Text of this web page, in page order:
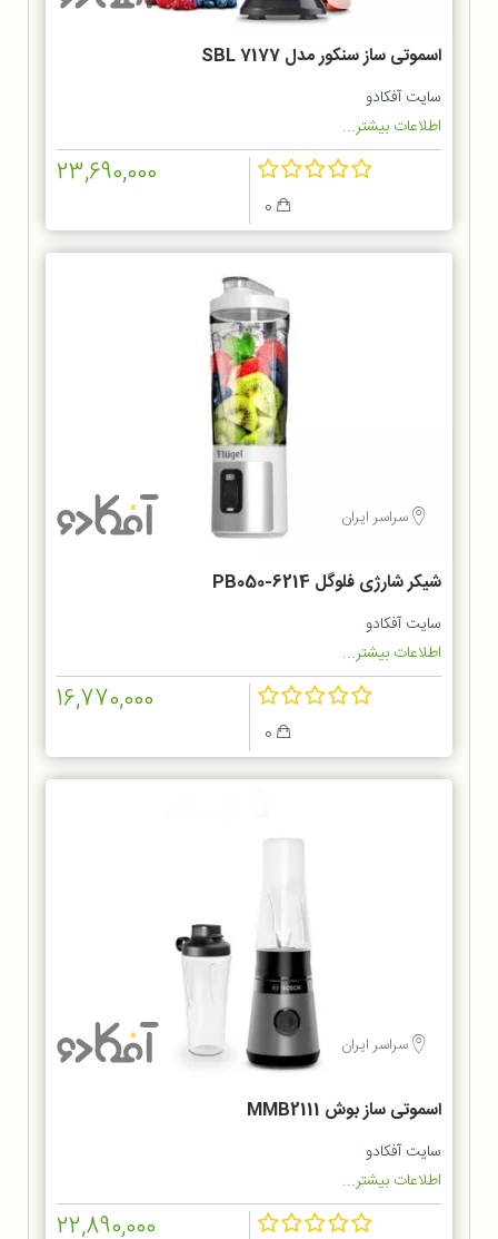
اسموتی ساز سنکور مدل SBL 7177
سایت آفکادو
اطلاعات بیشتر...
23,690,000
سراسر ایران
شیکر شارژی فلوگل PB050-6214
سایت آفکادو
اطلاعات بیشتر...
16,770,000
سراسر ایران
اسموتی ساز بوش MMB2111
سایت آفکادو
اطلاعات بیشتر...
22,890,000